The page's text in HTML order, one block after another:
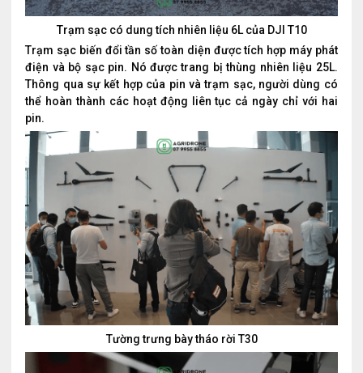
Trạm sạc có dung tích nhiên liệu 6L của DJI T10
Trạm sạc biến đổi tần số toàn diện được tích hợp máy phát
điện và bộ sạc pin. Nó được trang bị thùng nhiên liệu 25L.
Thông qua sự kết hợp của pin và trạm sạc, người dùng có
thể hoàn thành các hoạt động liên tục cả ngày chỉ với hai
pin.
Tường trưng bày tháo rời T30